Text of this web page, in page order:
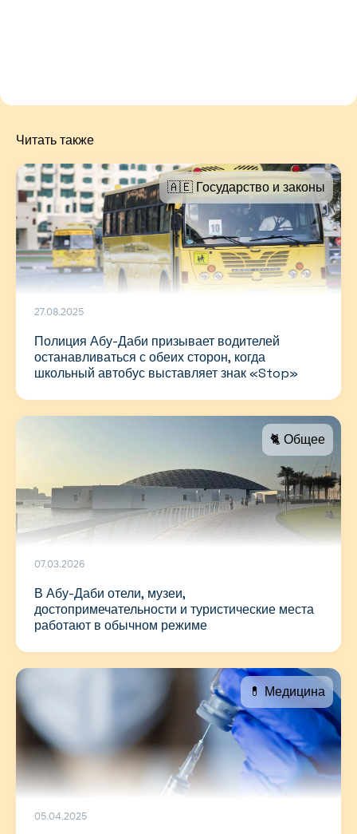
Читать также
🇦🇪 Государство и законы
27.08.2025
Полиция Абу-Даби призывает водителей
останавливаться с обеих сторон, когда
школьный автобус выставляет знак «Stop»
🐈 Общее
07.03.2026
В Абу-Даби отели, музеи,
достопримечательности и туристические места
работают в обычном режиме
💊 Медицина
05.04.2025